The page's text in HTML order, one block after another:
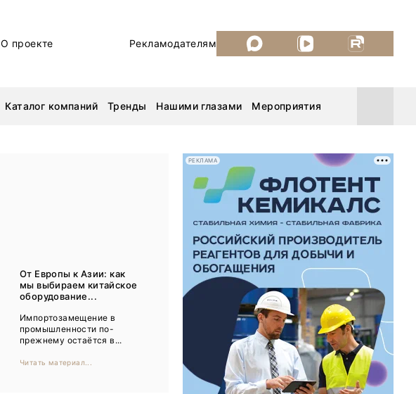
О проекте Рекламодателям
Каталог компаний Тренды Нашими глазами Мероприятия
Уголь России и Майнинг 2026
MiningWorld Russia 2026
ДП Подкаст. Новый сезон
Рудник 2025
MiningWorld Russia 2025
Уголь России и Майнинг 2025
От Европы к Азии: как
мы выбираем китайское
оборудование...
Импортозамещение в
промышленности по-
прежнему остаётся в...
Читать материал...
РЕКЛАМА